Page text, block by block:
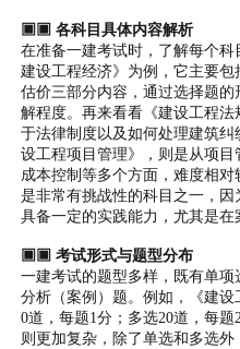
▣▣ 各科目具体内容解析
在准备一建考试时，了解每个
建设工程经济》为例，它主要
估价三部分内容，通过选择题
解程度。再来看看《建设工程
于法律制度以及如何处理建筑
设工程项目管理》，则是从项目
成本控制等多个方面，难度相对
是非常有挑战性的科目之一，
具备一定的实践能力，尤其是在
▣▣ 考试形式与题型分布
一建考试的题型多样，既有单
分析（案例）题。例如，《建
0道，每题1分；多选20道，每题
则更加复杂，除了单选和多选